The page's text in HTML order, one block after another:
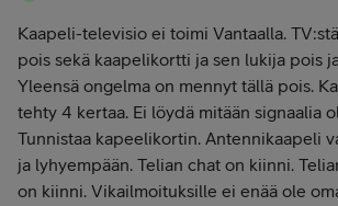
Kaapeli-televisio ei toimi Vantaalla.
pois sekä kaapelikortti ja sen lukija pois
Yleensä ongelma on mennyt tällä pois.
tehty 4 kertaa. Ei löydä mitään signaalia
Tunnistaa kapeelikortin. Antennikaapeli
ja lyhyempään. Telian chat on kiinni.
on kiinni. Vikailmoituksille ei enää ole